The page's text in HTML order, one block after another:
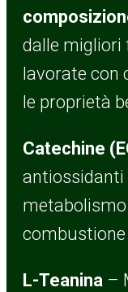
dalle migliori
lavorate con
le proprietà
Catechine
antiossidanti
combustione
L-Teanina –